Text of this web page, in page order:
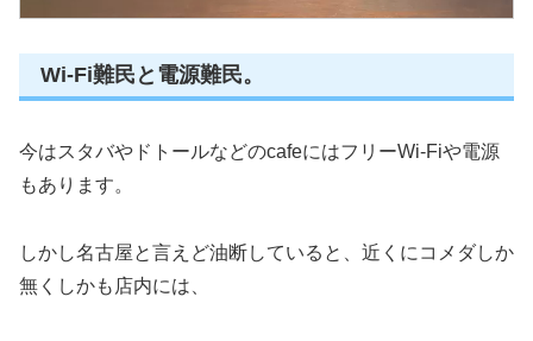
Wi-Fi難民と電源難民。
今はスタバやドトールなどのcafeにはフリーWi-Fiや電源
もあります。
しかし名古屋と言えど油断していると、近くにコメダしか
無くしかも店内には、